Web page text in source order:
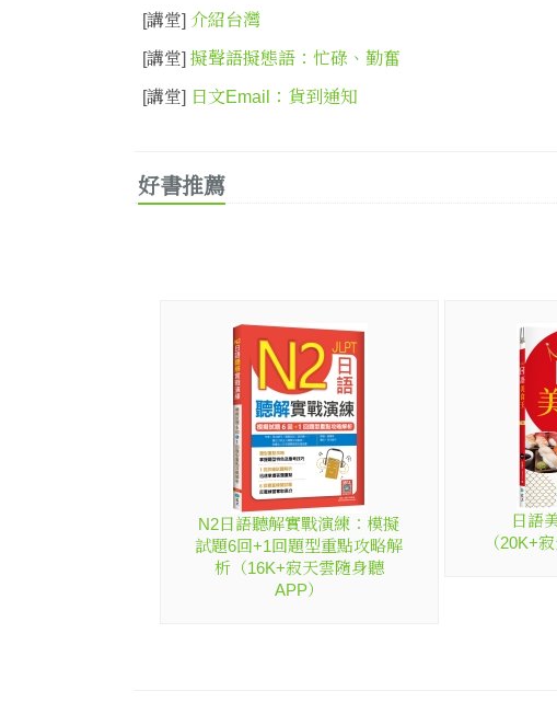
[講堂] 介紹台灣
[講堂] 擬聲語擬態語：忙碌、勤奮
[講堂] 日文Email：貨到通知
好書推薦
N2日語聽解實戰演練：模擬
試題6回+1回題型重點攻略解
析（16K+寂天雲隨身聽
APP）
日語
（20K+